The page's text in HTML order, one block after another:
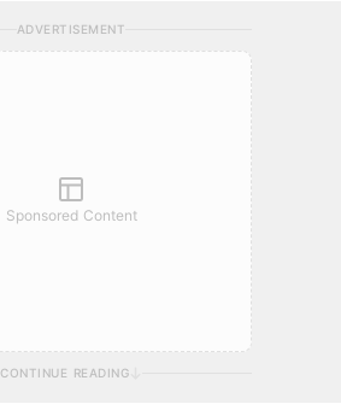
ADVERTISEMENT
Sponsored Content
CONTINUE READING